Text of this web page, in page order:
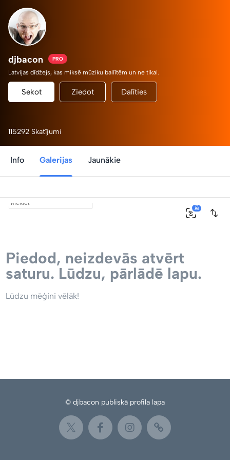
djbacon PRO
Latvijas dīdžejs, kas miksē mūziku ballītēm un ne tikai.
Sekot Ziedot Dalīties
115292 Skatījumi
Info Galerijas Jaunākie
0
AI
Piedod, neizdevās atvērt
saturu. Lūdzu, pārlādē lapu.
Lūdzu mēģini vēlāk!
© djbacon publiskā profila lapa